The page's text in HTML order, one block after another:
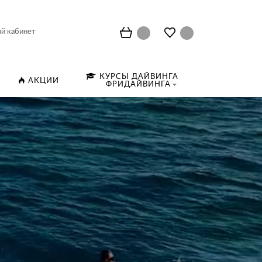
кабинет
АКЦИИ
КУРСЫ ДАЙВИНГА
ФРИДАЙВИНГА